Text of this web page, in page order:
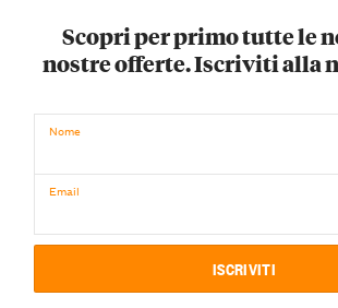
Scopri per primo tutte le
nostre offerte. Iscriviti alla
Nome
Email